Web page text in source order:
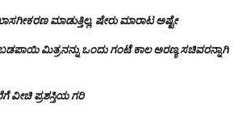
ಮಾಡುತ್ತಿಲ್ಲ, ಷೇರು ಮಾರಾಟ ಅಷ್ಟೇ
ಮಿತ್ರನನ್ನು ಒಂದು ಗಂಟೆ ಕಾಲ ಅರಣ್ಯ ಸಚಿವರನ್ನಾಗಿ
ವೀಚಿ ಪ್ರಶಸ್ತಿಯ ಗರಿ